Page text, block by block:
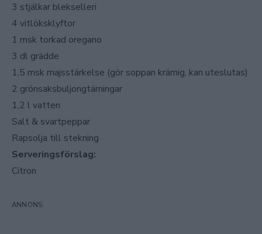
3 stjälkar blekselleri
4 vitlöksklyftor
1 msk torkad oregano
3 dl grädde
1,5 msk majsstärkelse (gör soppan krämig, kan uteslutas)
2 grönsaksbuljongtärningar
1,2 l vatten
Salt & svartpeppar
Rapsolja till stekning
Serveringsförslag:
Citron